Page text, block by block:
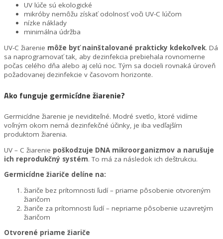
UV lúče sú ekologické
mikróby nemôžu získať odolnosť voči UV-C lúčom
nízke náklady
minimálna údržba
UV-C žiarenie môže byť nainštalované prakticky kdekoľvek. Dá
sa naprogramovať tak, aby dezinfekcia prebiehala rovnomerne
počas celého dňa alebo aj celú noc. Tým sa docieli rovnaká úroveň
požadovanej dezinfekcie v časovom horizonte.
Ako funguje germicídne žiarenie?
Germicídne žiarenie je neviditeľné. Modré svetlo, ktoré vidíme
voľným okom nemá dezinfekčné účinky, je iba vedľajším
produktom žiarenia.
UV – C žiarenie poškodzuje DNA mikroorganizmov a narušuje
ich reprodukčný systém. To má za následok ich deštrukciu.
Germicídne žiariče delíne na:
žiariče bez prítomnosti ľudí – priame pôsobenie otvoreným
žiaričom
žiariče za prítomnosti ľudí – nepriame pôsobenie uzavretým
žiaričom
Otvorené priame žiariče